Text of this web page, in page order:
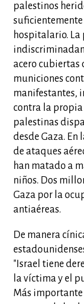
palestinos
hospitalario.
acero cubiertas
municiones
manifestantes,
contra la propia
palestinas
desde Gaza.
de ataques
han matado a
niños. Dos
Gaza por la
antiaéreas.
De manera
"Israel tiene
la víctima y el
Más